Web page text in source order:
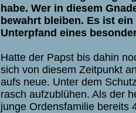
habe. Wer in diesem
bewahrt bleiben. Es ist
Unterpfand eines
Hatte der Papst bis dahin
sich von diesem Zeitpunkt
aufs neue. Unter dem
rasch aufzublühen. Als der
junge Ordensfamilie bereits